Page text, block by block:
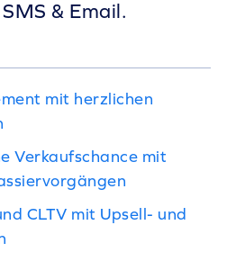
& Email.
mit herzlichen
Verkaufschance mit
CLTV mit Upsell- und